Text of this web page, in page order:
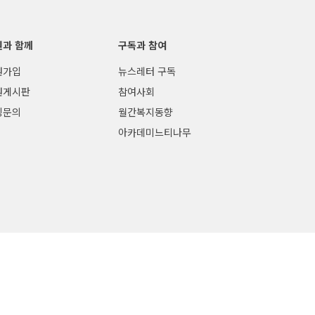
과 함께
입
게시판
의
구독과 참여
뉴스레터 구독
참여사회
월간복지동향
아카데미느티나무